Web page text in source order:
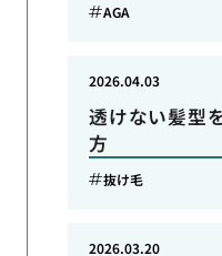
AGA
透けない髪型
方
2026.04.03
抜け毛
2026.03.20